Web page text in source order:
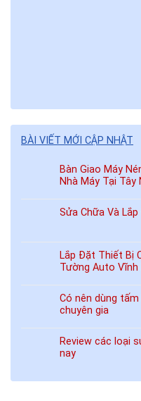
BÀI VIẾT MỚI CẬP NHẬT
Bàn Giao Máy
Nhà Máy Tại Tây
Sửa Chữa Và
Lắp Đặt Thiết Bị
Tường Auto Vĩnh
Có nên dùng
chuyên gia
Review các loại
nay